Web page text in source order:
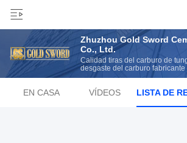
Zhuzhou Gold Sword
Co., Ltd.
Calidad tiras del carburo de
desgaste del carburo
EN CASA VÍDEOS